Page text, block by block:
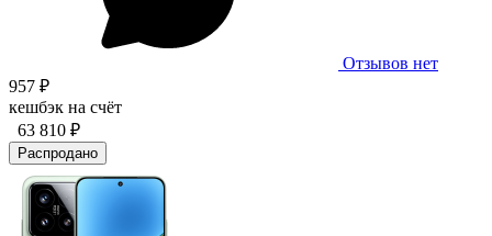
Отзывов нет
957 ₽
кешбэк на счёт
63 810 ₽
Распродано